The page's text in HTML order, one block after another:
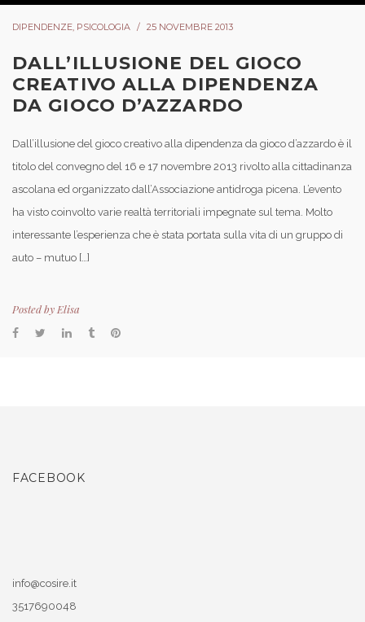
DIPENDENZE, PSICOLOGIA 25 NOVEMBRE 2013
DALL’ILLUSIONE DEL GIOCO
CREATIVO ALLA DIPENDENZA
DA GIOCO D’AZZARDO
Dall’illusione del gioco creativo alla dipendenza da gioco d’azzardo è il
titolo del convegno del 16 e 17 novembre 2013 rivolto alla cittadinanza
ascolana ed organizzato dall’Associazione antidroga picena. L’evento
ha visto coinvolto varie realtà territoriali impegnate sul tema. Molto
interessante l’esperienza che è stata portata sulla vita di un gruppo di
auto – mutuo […]
Posted by Elisa
FACEBOOK
info@cosire.it
3517690048